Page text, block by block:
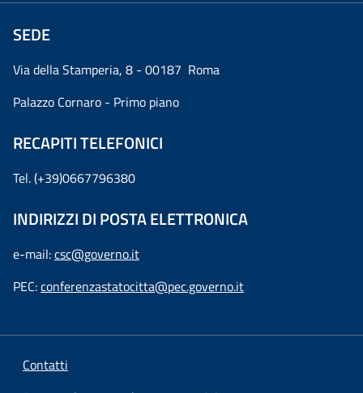
SEDE
Via della Stamperia, 8 - 00187 Roma
Palazzo Cornaro - Primo piano
RECAPITI TELEFONICI
Tel. (+39)0667796380
INDIRIZZI DI POSTA ELETTRONICA
e-mail:csc@governo.it
PEC:conferenzastatocitta@pec.governo.it
Contatti